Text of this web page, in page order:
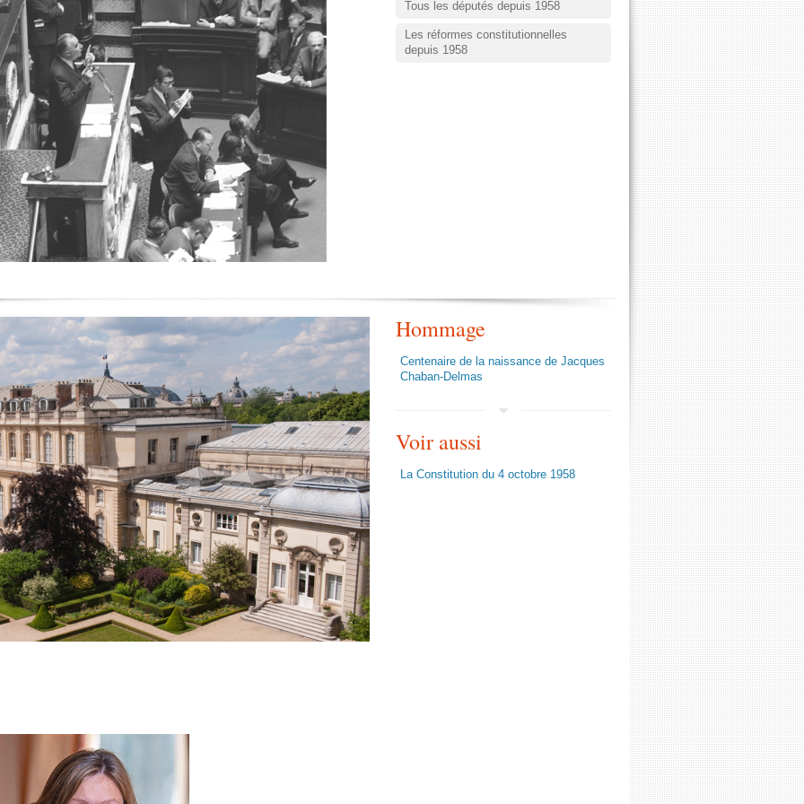
page
Tous les députés depuis 1958
Les réformes constitutionnelles
depuis 1958
Hommage
Centenaire de la naissance de Jacques
Chaban-Delmas
Voir aussi
La Constitution du 4 octobre 1958